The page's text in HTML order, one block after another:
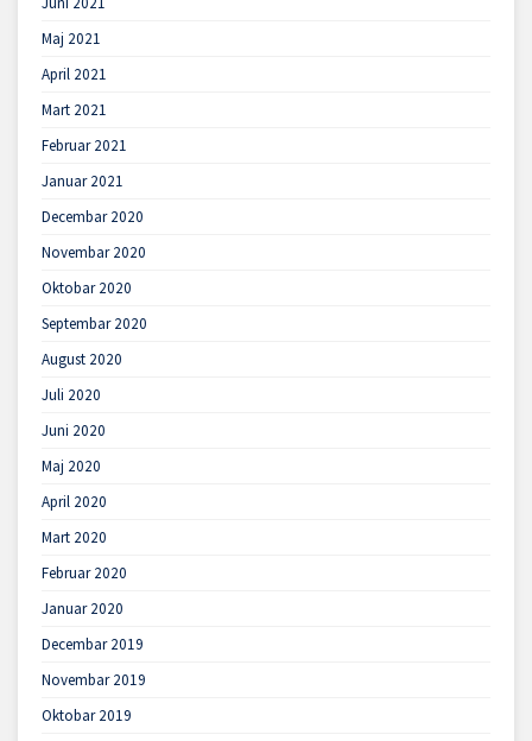
Maj 2021
April 2021
Mart 2021
Februar 2021
Januar 2021
Decembar 2020
Novembar 2020
Oktobar 2020
Septembar 2020
August 2020
Juli 2020
Juni 2020
Maj 2020
April 2020
Mart 2020
Februar 2020
Januar 2020
Decembar 2019
Novembar 2019
Oktobar 2019